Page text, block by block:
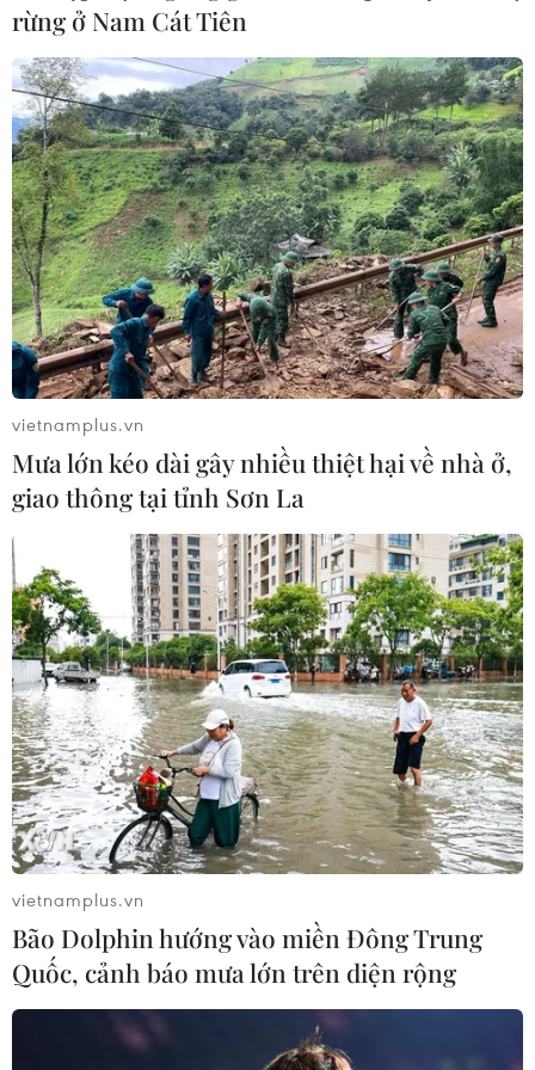
Belarus đặt lực lượng vũ trang trong tình
trạng báo động cao
16/05/2023 00:11
Belarus đã đặt các lực lượng vũ trang trong tình trạng
báo động cao sau khi 4 máy bay quân sự Nga đã bị
bắn hạ trong không phận Nga vào tuần trước gần khu
vực biên giới Ukraine và Belarus.
rừng ở Nam Cát Tiên
vietnamplus.vn
Mưa lớn kéo dài gây nhiều thiệt hại về nhà ở,
giao thông tại tỉnh Sơn La
vietnamplus.vn
Bão Dolphin hướng vào miền Đông Trung
Quốc, cảnh báo mưa lớn trên diện rộng